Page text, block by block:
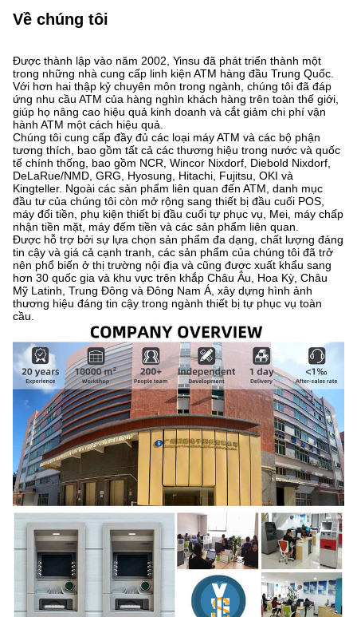
Về chúng tôi
Được thành lập vào năm 2002, Yinsu đã phát triển thành một
trong những nhà cung cấp linh kiện ATM hàng đầu Trung Quốc.
Với hơn hai thập kỷ chuyên môn trong ngành, chúng tôi đã đáp
ứng nhu cầu ATM của hàng nghìn khách hàng trên toàn thế giới,
giúp họ nâng cao hiệu quả kinh doanh và cắt giảm chi phí vận
hành ATM một cách hiệu quả.
Chúng tôi cung cấp đầy đủ các loại máy ATM và các bộ phận
tương thích, bao gồm tất cả các thương hiệu trong nước và quốc
tế chính thống, bao gồm NCR, Wincor Nixdorf, Diebold Nixdorf,
DeLaRue/NMD, GRG, Hyosung, Hitachi, Fujitsu, OKI và
Kingteller. Ngoài các sản phẩm liên quan đến ATM, danh mục
đầu tư của chúng tôi còn mở rộng sang thiết bị đầu cuối POS,
máy đổi tiền, phụ kiện thiết bị đầu cuối tự phục vụ, Mei, máy chấp
nhận tiền mặt, máy đếm tiền và các sản phẩm liên quan.
Được hỗ trợ bởi sự lựa chọn sản phẩm đa dạng, chất lượng đáng
tin cậy và giá cả cạnh tranh, các sản phẩm của chúng tôi đã trở
nên phổ biến ở thị trường nội địa và cũng được xuất khẩu sang
hơn 30 quốc gia và khu vực trên khắp Châu Âu, Hoa Kỳ, Châu
Mỹ Latinh, Trung Đông và Đông Nam Á, xây dựng hình ảnh
thương hiệu đáng tin cậy trong ngành thiết bị tự phục vụ toàn
cầu.